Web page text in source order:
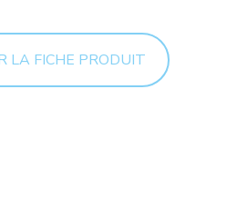
LA FICHE PRODUIT